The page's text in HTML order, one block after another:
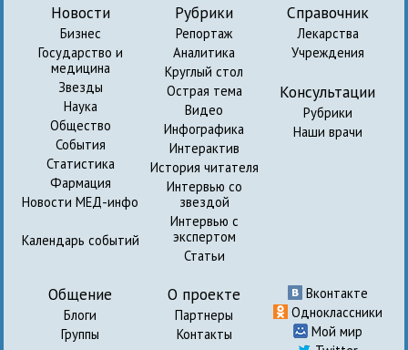
Новости
Бизнес
Государство и
медицина
Звезды
Наука
Общество
События
Статистика
Фармация
Новости МЕД-инфо
Календарь событий
Рубрики
Репортаж
Аналитика
Круглый стол
Острая тема
Видео
Инфографика
Интерактив
История читателя
Интервью со
звездой
Интервью с
экспертом
Статьи
Справочник
Лекарства
Учреждения
Консультации
Рубрики
Наши врачи
Общение
Блоги
Группы
О проекте
Партнеры
Контакты
Вконтакте
Одноклассники
Мой мир